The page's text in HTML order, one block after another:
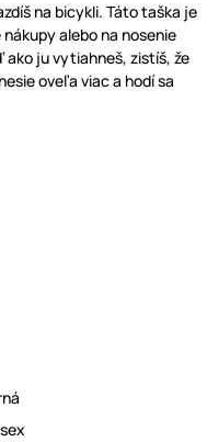
na bicykli. Táto taška je
alebo na nosenie
ako ju vytiahneš, zistíš, že
oveľa viac a hodí sa